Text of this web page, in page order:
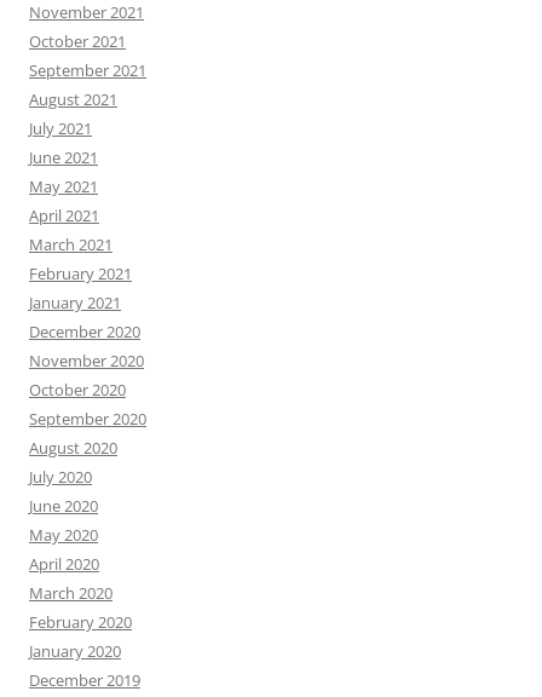
November 2021
October 2021
September 2021
August 2021
July 2021
June 2021
May 2021
April 2021
March 2021
February 2021
January 2021
December 2020
November 2020
October 2020
September 2020
August 2020
July 2020
June 2020
May 2020
April 2020
March 2020
February 2020
January 2020
December 2019